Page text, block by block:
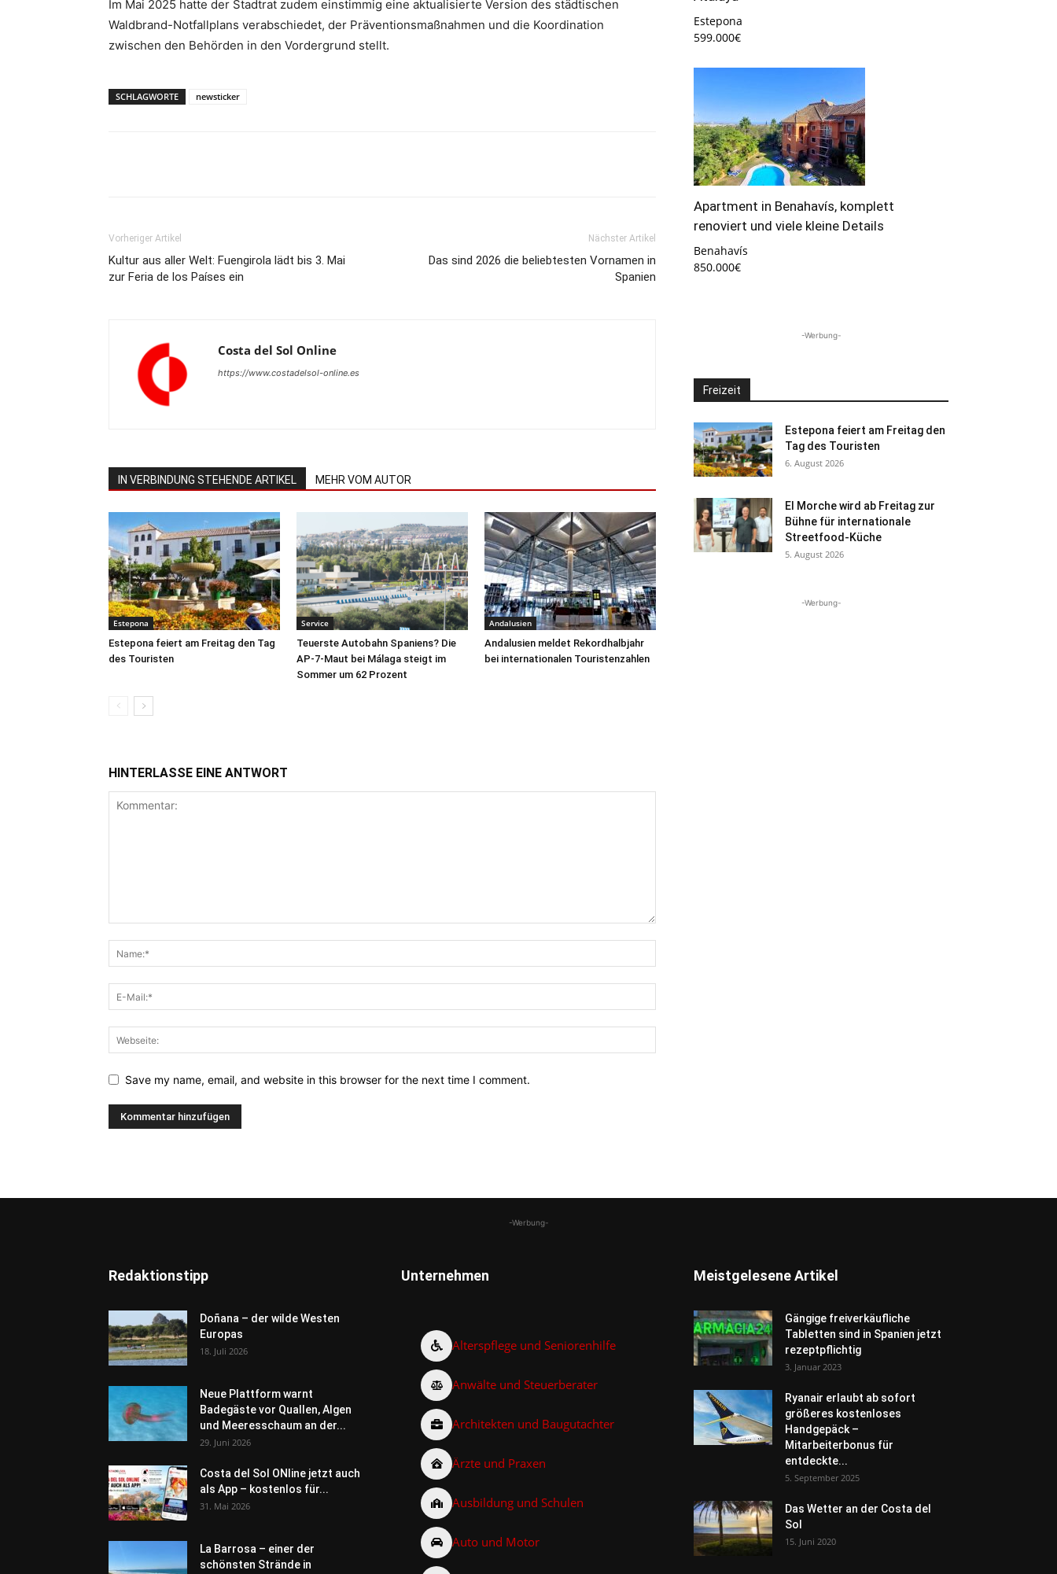
Im Mai 2025 hatte der Stadtrat zudem einstimmig eine aktualisierte Version des städtischen
Waldbrand-Notfallplans verabschiedet, der Präventionsmaßnahmen und die Koordination
zwischen den Behörden in den Vordergrund stellt.
SCHLAGWORTE newsticker
Vorheriger Artikel
Kultur aus aller Welt: Fuengirola lädt bis 3. Mai
zur Feria de los Países ein
Nächster Artikel
Das sind 2026 die beliebtesten Vornamen in
Spanien
Costa del Sol Online
https://www.costadelsol-online.es
IN VERBINDUNG STEHENDE ARTIKEL MEHR VOM AUTOR
Estepona
Estepona feiert am Freitag den Tag
des Touristen
Service
Teuerste Autobahn Spaniens? Die
AP-7-Maut bei Málaga steigt im
Sommer um 62 Prozent
Andalusien
Andalusien meldet Rekordhalbjahr
bei internationalen Touristenzahlen
HINTERLASSE EINE ANTWORT
Save my name, email, and website in this browser for the next time I comment.
Estepona
599.000€
Apartment in Benahavís, komplett
renoviert und viele kleine Details
Benahavís
850.000€
-Werbung-
Freizeit
Estepona feiert am Freitag den
Tag des Touristen
6. August 2026
El Morche wird ab Freitag zur
Bühne für internationale
Streetfood-Küche
5. August 2026
-Werbung-
-Werbung-
Redaktionstipp
Doñana – der wilde Westen
Europas
18. Juli 2026
Neue Plattform warnt
Badegäste vor Quallen, Algen
und Meeresschaum an der...
29. Juni 2026
Costa del Sol ONline jetzt auch
als App – kostenlos für...
31. Mai 2026
La Barrosa – einer der
schönsten Strände in
Unternehmen
Alterspflege und Seniorenhilfe
Anwälte und Steuerberater
Architekten und Baugutachter
Ärzte und Praxen
Ausbildung und Schulen
Auto und Motor
Meistgelesene Artikel
Gängige freiverkäufliche
Tabletten sind in Spanien jetzt
rezeptpflichtig
3. Januar 2023
Ryanair erlaubt ab sofort
größeres kostenloses
Handgepäck –
Mitarbeiterbonus für
entdeckte...
5. September 2025
Das Wetter an der Costa del
Sol
15. Juni 2020